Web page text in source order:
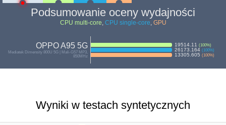
Podsumowanie oceny wydajności
CPU multi-core, CPU single-core, GPU
OPPO A95 5G
Mediatek Dimensity 800U 5G | Mali-G57 MP3,
850MHz
19514.11 (100%)
26173.164 (100%)
13305.605 (100%)
Wyniki w testach syntetycznych